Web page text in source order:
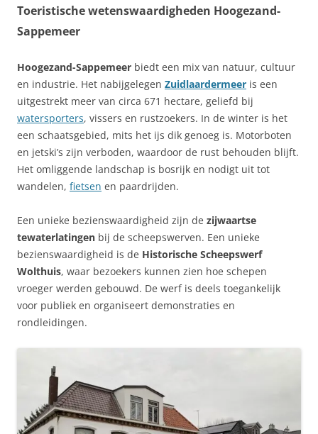
Toeristische wetenswaardigheden Hoogezand-
Sappemeer
Hoogezand-Sappemeer biedt een mix van natuur, cultuur
en industrie. Het nabijgelegen Zuidlaardermeer is een
uitgestrekt meer van circa 671 hectare, geliefd bij
watersporters, vissers en rustzoekers. In de winter is het
een schaatsgebied, mits het ijs dik genoeg is. Motorboten
en jetski’s zijn verboden, waardoor de rust behouden blijft.
Het omliggende landschap is bosrijk en nodigt uit tot
wandelen, fietsen en paardrijden.
Een unieke bezienswaardigheid zijn de zijwaartse
tewaterlatingen bij de scheepswerven. Een unieke
bezienswaardigheid is de Historische Scheepswerf
Wolthuis, waar bezoekers kunnen zien hoe schepen
vroeger werden gebouwd. De werf is deels toegankelijk
voor publiek en organiseert demonstraties en
rondleidingen.